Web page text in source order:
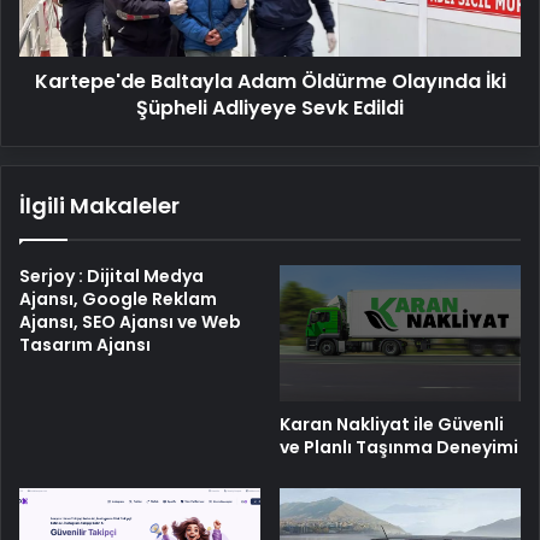
Adliyeye
Sevk
Edildi
Kartepe'de Baltayla Adam Öldürme Olayında İki
Şüpheli Adliyeye Sevk Edildi
İlgili Makaleler
Serjoy : Dijital Medya
Ajansı, Google Reklam
Ajansı, SEO Ajansı ve Web
Tasarım Ajansı
Karan Nakliyat ile Güvenli
ve Planlı Taşınma Deneyimi